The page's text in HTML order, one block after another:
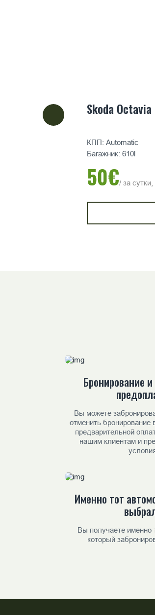
Skoda Octavia
КПП: Automatic
Багажник: 610l
50€/ за
Бронирование
Вы можете
отменить
предварительной
нашим клиентам и
Именно тот
Вы получаете именно
который